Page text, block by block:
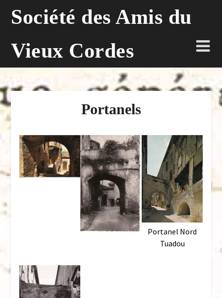
Société des Amis du
Vieux Cordes
Portanels
Portanel Nord
Tuadou